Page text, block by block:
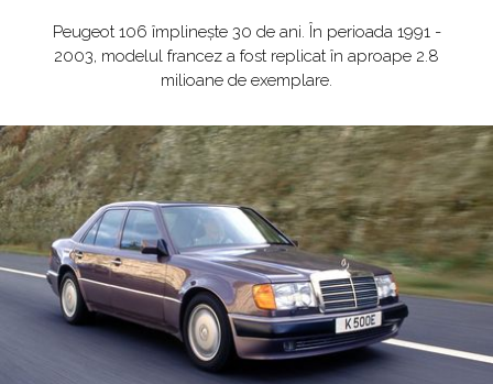
Peugeot 106 împlinește 30 de ani. În perioada 1991 -
2003, modelul francez a fost replicat în aproape 2.8
milioane de exemplare.